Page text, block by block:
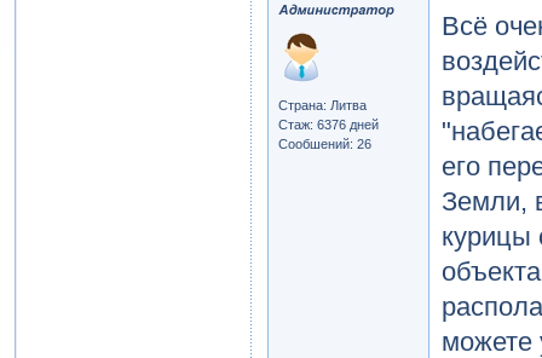
Страна: Литва
Стаж: 6376 дней
Сообшений: 26
Всё
его
Земли,
курицы
можете